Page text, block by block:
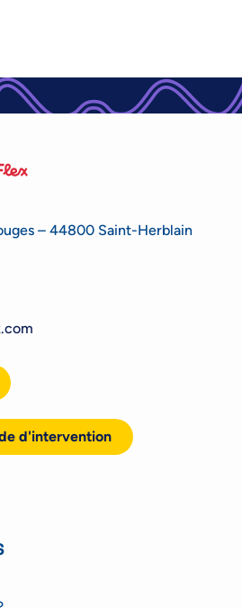
– 44800 Saint-Herblain
d'intervention